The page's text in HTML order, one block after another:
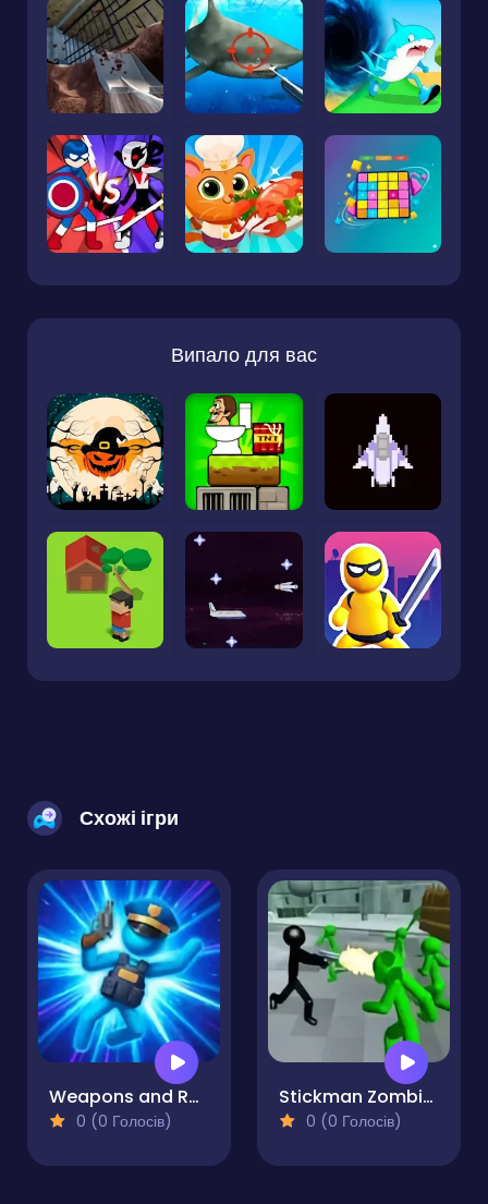
Випало для вас
Схожі ігри
Weapons and Ragdolls
0 (0 Голосів)
Stickman Zombie Shooting 3D
0 (0 Голосів)